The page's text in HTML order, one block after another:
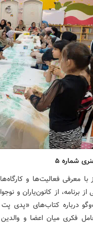
شماره ۵
معرفی فعالیت‌ها و
برنامه، از کانون‌یاران و
درباره کتاب‌های «پدی
فکری میان اعضا و